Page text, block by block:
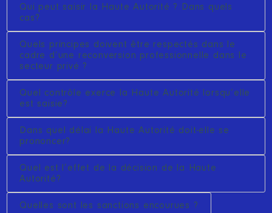
Qui peut saisir la Haute Autorité ? Dans quels
cas?
Quels principes doivent être respectés dans le
cadre d’une reconversion professionnelle dans le
secteur privé ?
Quel contrôle exerce la Haute Autorité lorsqu’elle
est saisie?
Dans quel délai la Haute Autorité doit-elle se
prononcer?
Quel est l’effet de la décision de la Haute
Autorité?
Quelles sont les sanctions encourues ?